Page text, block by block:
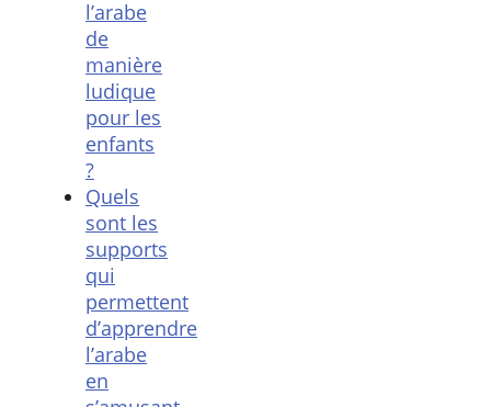
l’arabe
de
manière
ludique
pour les
enfants
?
Quels
sont les
supports
qui
permettent
d’apprendre
l’arabe
en